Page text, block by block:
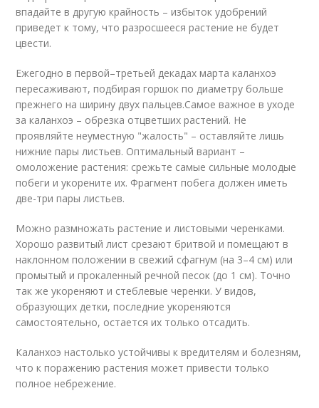
впадайте в другую крайность – избыток удобрений
приведет к тому, что разросшееся растение не будет
цвести.
Ежегодно в первой–третьей декадах марта каланхоэ
пересаживают, подбирая горшок по диаметру больше
прежнего на ширину двух пальцев.Самое важное в уходе
за каланхоэ – обрезка отцветших растений. Не
проявляйте неуместную "жалость" – оставляйте лишь
нижние пары листьев. Оптимальный вариант –
омоложение растения: срежьте самые сильные молодые
побеги и укорените их. Фрагмент побега должен иметь
две-три пары листьев.
Можно размножать растение и листовыми черенками.
Хорошо развитый лист срезают бритвой и помещают в
наклонном положении в свежий сфагнум (на 3–4 см) или
промытый и прокаленный речной песок (до 1 см). Точно
так же укореняют и стеблевые черенки. У видов,
образующих детки, последние укореняются
самостоятельно, остается их только отсадить.
Каланхоэ настолько устойчивы к вредителям и болезням,
что к поражению растения может привести только
полное небрежение.